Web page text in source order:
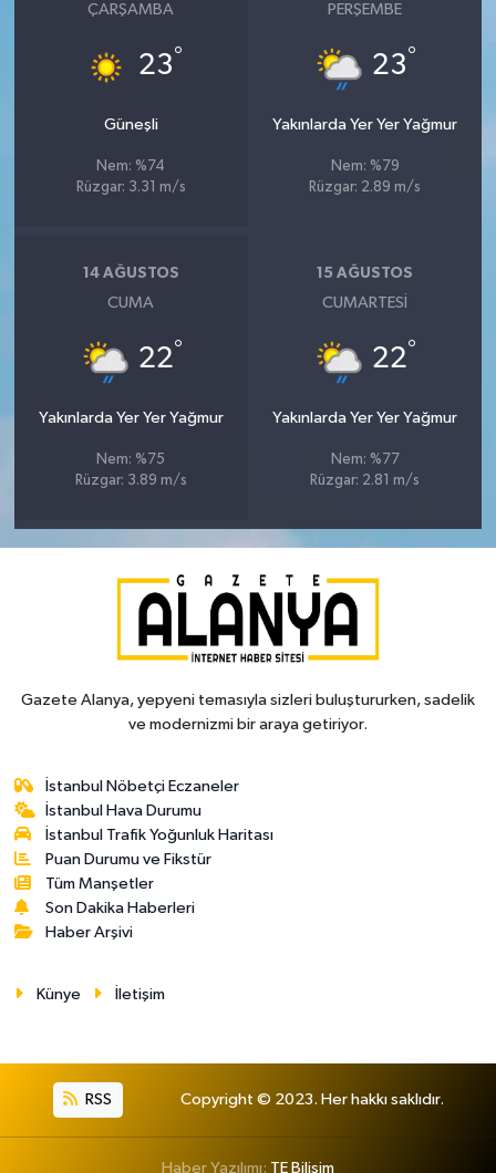
ÇARŞAMBA
23°
Güneşli
Nem: %74
Rüzgar: 3.31 m/s
PERŞEMBE
23°
Yakınlarda Yer Yer Yağmur
Nem: %79
Rüzgar: 2.89 m/s
14 AĞUSTOS
CUMA
22°
Yakınlarda Yer Yer Yağmur
Nem: %75
Rüzgar: 3.89 m/s
15 AĞUSTOS
CUMARTESI
22°
Yakınlarda Yer Yer Yağmur
Nem: %77
Rüzgar: 2.81 m/s
Gazete Alanya, yepyeni temasıyla sizleri buluştururken, sadelik
ve modernizmi bir araya getiriyor.
İstanbul Nöbetçi Eczaneler
İstanbul Hava Durumu
İstanbul Trafik Yoğunluk Haritası
Puan Durumu ve Fikstür
Tüm Manşetler
Son Dakika Haberleri
Haber Arşivi
Künye İletişim
RSS Copyright © 2023. Her hakkı saklıdır.
Haber Yazılımı: TE Bilişim